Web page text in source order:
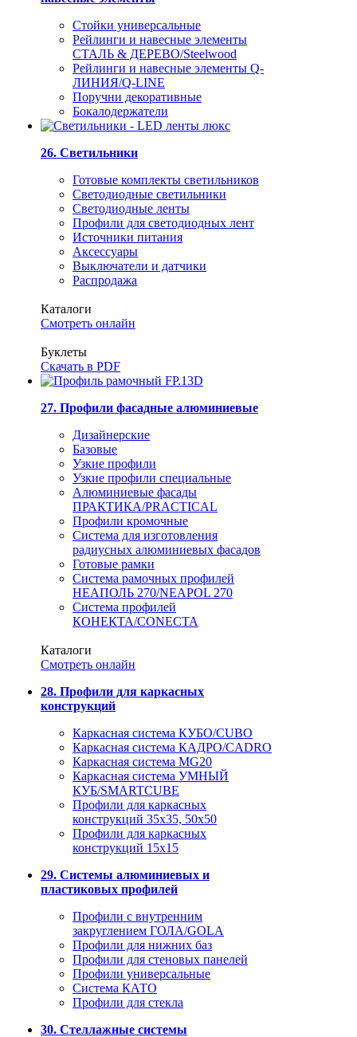
Стойки универсальные
Рейлинги и навесные элементы
СТАЛЬ & ДЕРЕВО/Steelwood
Рейлинги и навесные элементы Q-
ЛИНИЯ/Q-LINE
Поручни декоративные
Бокалодержатели
26. Светильники
Готовые комплекты светильников
Светодиодные светильники
Светодиодные ленты
Профили для светодиодных лент
Источники питания
Аксессуары
Выключатели и датчики
Распродажа
Каталоги
Смотреть онлайн
Буклеты
Скачать в PDF
27. Профили фасадные алюминиевые
Дизайнерские
Базовые
Узкие профили
Узкие профили специальные
Алюминиевые фасады
ПРАКТИКА/PRACTICAL
Профили кромочные
Система для изготовления
радиусных алюминиевых фасадов
Готовые рамки
Система рамочных профилей
НЕАПОЛЬ 270/NEAPOL 270
Система профилей
КОНЕКТА/CONECTA
Каталоги
Смотреть онлайн
28. Профили для каркасных
конструкций
Каркасная система КУБО/CUBO
Каркасная система КАДРО/CADRO
Каркасная система MG20
Каркасная система УМНЫЙ
КУБ/SMARTCUBE
Профили для каркасных
конструкций 35x35, 50x50
Профили для каркасных
конструкций 15х15
29. Системы алюминиевых и
пластиковых профилей
Профили с внутренним
закруглением ГОЛА/GOLA
Профили для нижних баз
Профили для стеновых панелей
Профили универсальные
Система КАТО
Профили для стекла
30. Стеллажные системы